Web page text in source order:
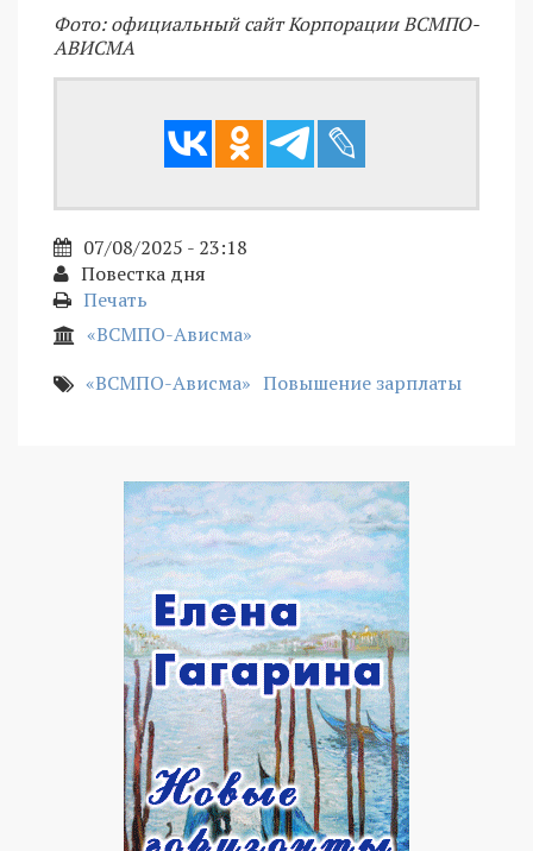
Фото: официальный сайт Корпорации ВСМПО-
АВИСМА
07/08/2025 - 23:18
Повестка дня
Печать
«ВСМПО-Ависма»
«ВСМПО-Ависма» Повышение зарплаты